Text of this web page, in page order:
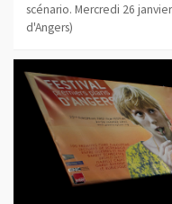
scénario. Mercredi 26
d'Angers)